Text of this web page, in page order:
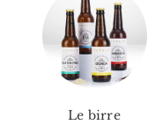
Le birre